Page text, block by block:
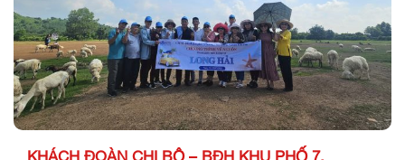
KHÁCH ĐOÀN CHI BỘ – BĐH KHU PHỐ 7,